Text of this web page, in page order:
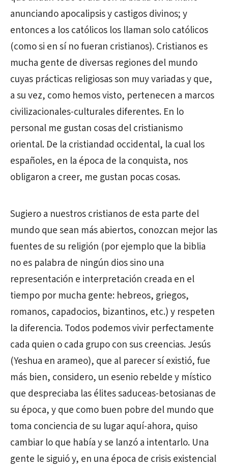
anunciando apocalipsis y castigos divinos; y
entonces a los católicos los llaman solo católicos
(como si en sí no fueran cristianos). Cristianos es
mucha gente de diversas regiones del mundo
cuyas prácticas religiosas son muy variadas y que,
a su vez, como hemos visto, pertenecen a marcos
civilizacionales-culturales diferentes. En lo
personal me gustan cosas del cristianismo
oriental. De la cristiandad occidental, la cual los
españoles, en la época de la conquista, nos
obligaron a creer, me gustan pocas cosas.
Sugiero a nuestros cristianos de esta parte del
mundo que sean más abiertos, conozcan mejor las
fuentes de su religión (por ejemplo que la biblia
no es palabra de ningún dios sino una
representación e interpretación creada en el
tiempo por mucha gente: hebreos, griegos,
romanos, capadocios, bizantinos, etc.) y respeten
la diferencia. Todos podemos vivir perfectamente
cada quien o cada grupo con sus creencias. Jesús
(Yeshua en arameo), que al parecer sí existió, fue
más bien, considero, un esenio rebelde y místico
que despreciaba las élites saduceas-betosianas de
su época, y que como buen pobre del mundo que
toma conciencia de su lugar aquí-ahora, quiso
cambiar lo que había y se lanzó a intentarlo. Una
gente le siguió y, en una época de crisis existencial